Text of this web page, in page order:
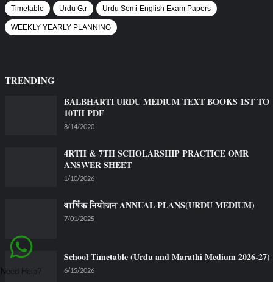
Timetable Urdu G.r Urdu Semi English Exam Papers
WEEKLY YEARLY PLANNING
TRENDING
BALBHARTI URDU MEDIUM TEXT BOOKS 1ST TO
10TH PDF
8/14/2020
4RTH & 7TH SCHOLARSHIP PRACTICE OMR
ANSWER SHEET
1/10/2026
वार्षिक नियोजन ANNUAL PLANS(URDU MEDIUM)
7/01/2025
School Timetable (Urdu and Marathi Medium 2026-27)
6/15/2026
Need Help?